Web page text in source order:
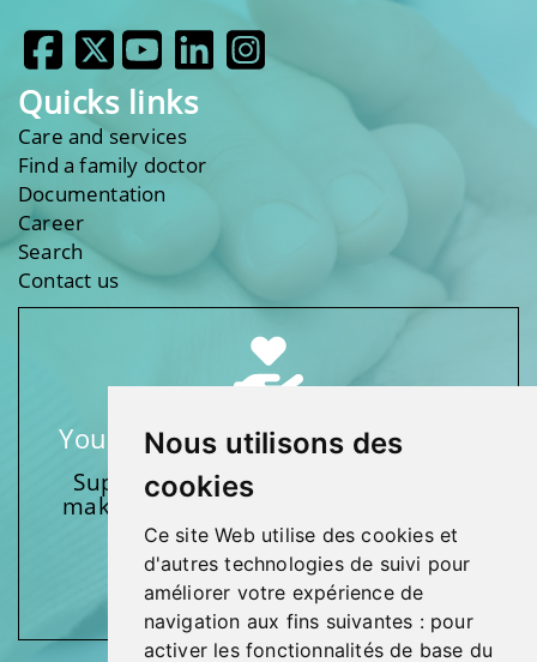
Nous utilisons des
cookies
Ce site Web utilise des cookies et
d'autres technologies de suivi pour
améliorer votre expérience de
navigation aux fins suivantes : pour
activer les fonctionnalités de base du
Quicks links
Care and services
Find a family doctor
Documentation
Career
Search
Contact us
Your support makes a difference
Support one of our foundations by
making a donation and participating
in activities.
Give generously!